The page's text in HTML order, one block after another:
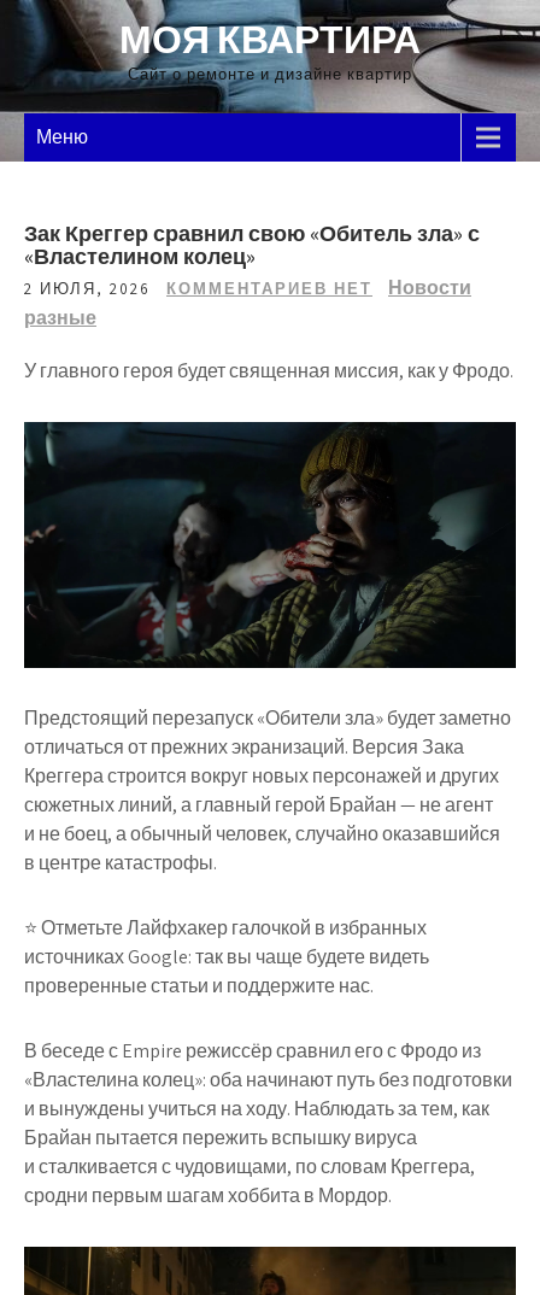
Перейти
содержимому
МОЯ КВАРТИРА
Сайт о ремонте и дизайне квартир
Меню
Зак Креггер сравнил свою «Обитель зла» с
«Властелином колец»
2 ИЮЛЯ, 2026 КОММЕНТАРИЕВ НЕТ
Новости
разные
У главного героя будет священная миссия, как у Фродо.
Предстоящий перезапуск «Обители зла» будет заметно
отличаться от прежних экранизаций. Версия Зака
Креггера строится вокруг новых персонажей и других
сюжетных линий, а главный герой Брайан — не агент
и не боец, а обычный человек, случайно оказавшийся
в центре катастрофы.
⭐ Отметьте Лайфхакер галочкой в избранных
источниках Google: так вы чаще будете видеть
проверенные статьи и поддержите нас.
В беседе с Empire режиссёр сравнил его с Фродо из
«Властелина колец»: оба начинают путь без подготовки
и вынуждены учиться на ходу. Наблюдать за тем, как
Брайан пытается пережить вспышку вируса
и сталкивается с чудовищами, по словам Креггера,
сродни первым шагам хоббита в Мордор.